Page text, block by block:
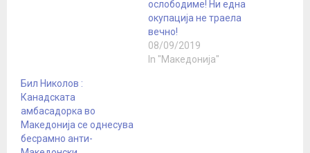
ослободиме! Ни една
окупација не траела
вечно!
08/09/2019
In "Македонија"
Бил Николов :
Канадската
амбасадорка во
Македонија се однесува
бесрамно анти-